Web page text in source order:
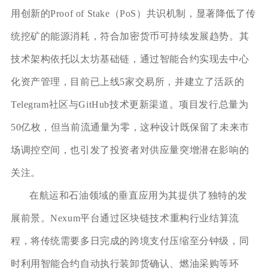
用创新的Proof of Stake（PoS）共识机制，显著降低了传
统挖矿的能源消耗，符合加密货币可持续发展趋势。其
技术架构依托以太坊基础链，通过智能合约实现去中心
化资产管理，目前已上线5家交易所，并建立了活跃的
Telegram社区与GitHub技术更新渠道。项目发行总量为
50亿枚，但当前流通量为零，这种设计既保留了未来市
场调控空间，也引发了投资者对供应量突增潜在影响的
关注。
在航运和石油领域的垂直应用为其提供了独特的发
展前景。Nexum平台通过区块链技术重构行业结算流
程，将传统需要多日完成的跨境支付压缩至分钟级，同
时利用智能合约自动执行装卸货确认、燃油采购等环